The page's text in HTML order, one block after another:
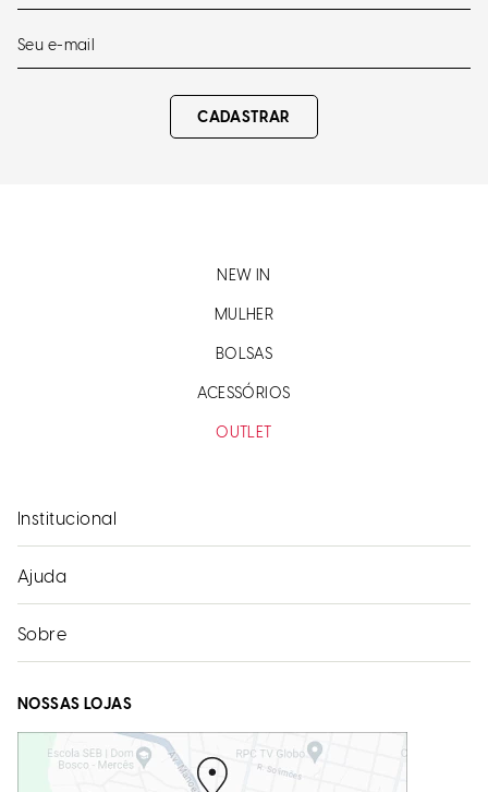
CADASTRAR
NEW IN
MULHER
BOLSAS
ACESSÓRIOS
OUTLET
Institucional
Ajuda
Sobre
NOSSAS LOJAS